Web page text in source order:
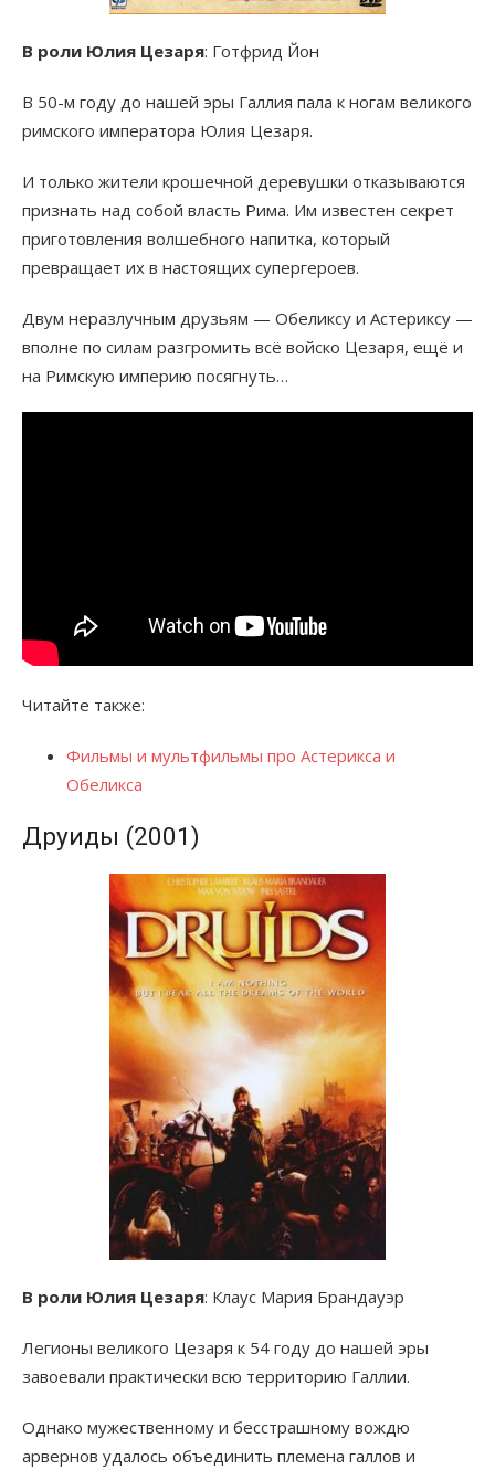
В роли Юлия Цезаря: Готфрид Йон
В 50-м году до нашей эры Галлия пала к ногам великого
римского императора Юлия Цезаря.
И только жители крошечной деревушки отказываются
признать над собой власть Рима. Им известен секрет
приготовления волшебного напитка, который
превращает их в настоящих супергероев.
Двум неразлучным друзьям — Обеликсу и Астериксу —
вполне по силам разгромить всё войско Цезаря, ещё и
на Римскую империю посягнуть…
Читайте также:
Фильмы и мультфильмы про Астерикса и
Обеликса
Друиды (2001)
В роли Юлия Цезаря: Клаус Мария Брандауэр
Легионы великого Цезаря к 54 году до нашей эры
завоевали практически всю территорию Галлии.
Однако мужественному и бесстрашному вождю
арвернов удалось объединить племена галлов и